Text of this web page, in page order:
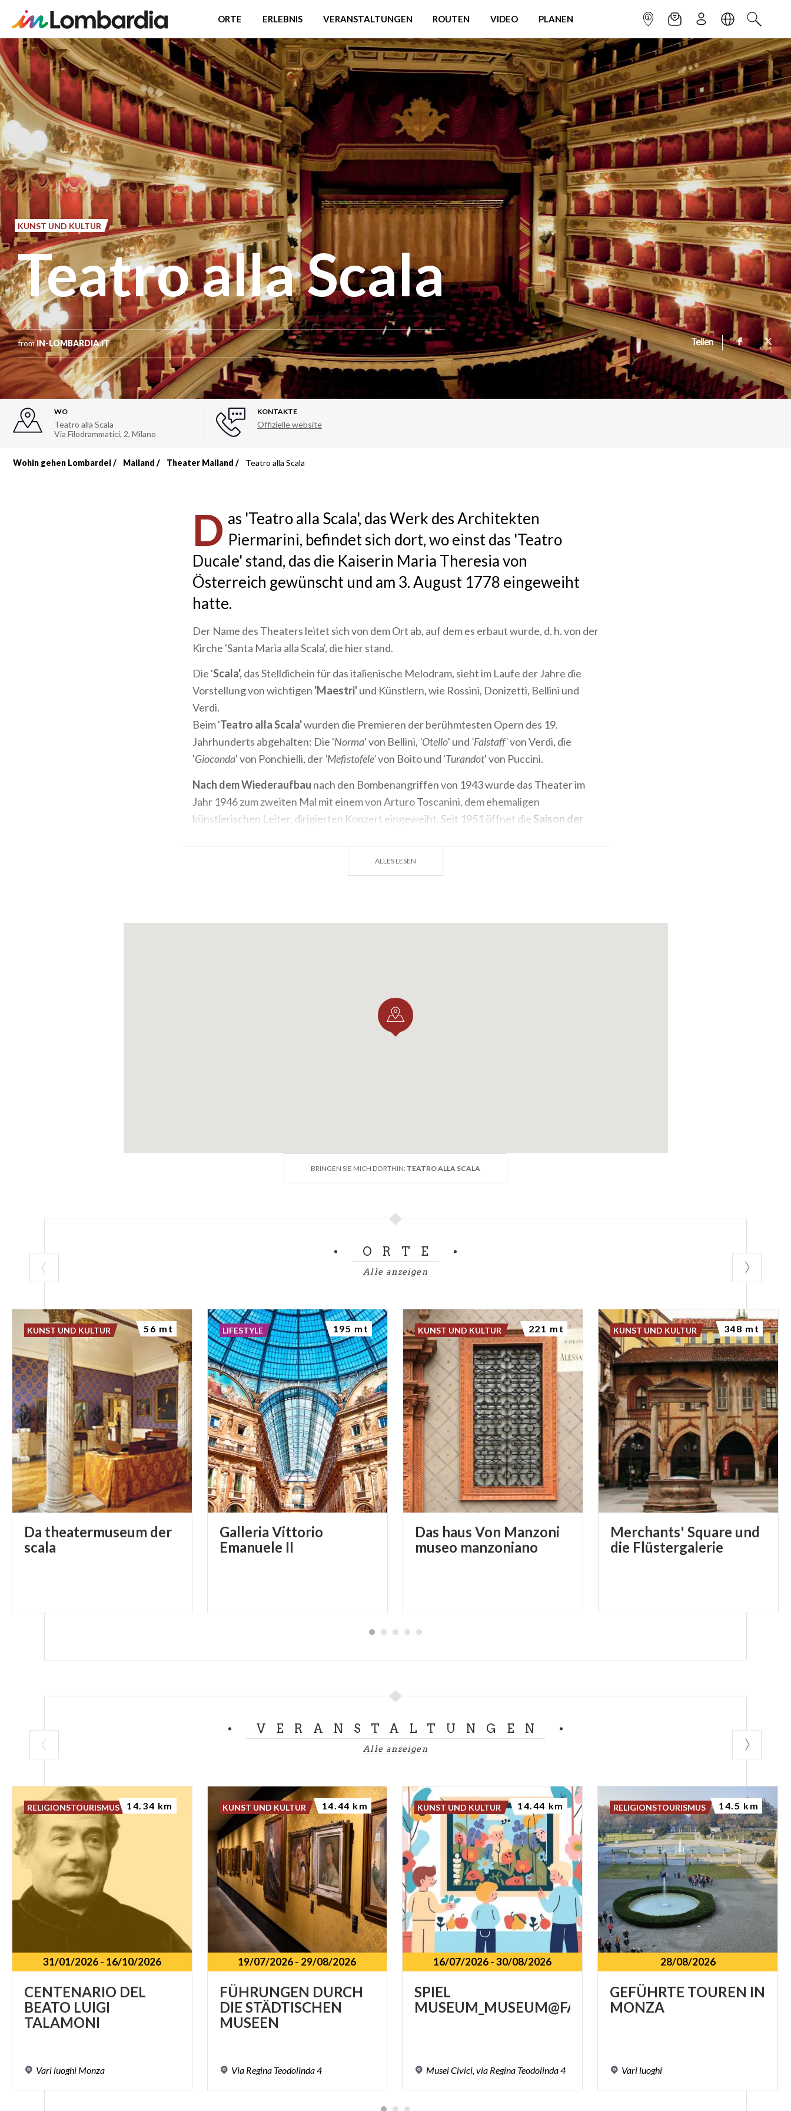
Direkt
zum
Inhalt
ORTE ERLEBNIS VERANSTALTUNGEN ROUTEN VIDEO PLANEN INFOPUNKTNEWSLETTER
ANMELDENSPRACHESUCHEN
KUNST UND KULTUR
Teatro alla Scala
fromIN-LOMBARDIA.IT Teilen
WO
Teatro alla Scala
Via Filodrammatici, 2, Milano
KONTAKTE
Offizielle website
Breadcrumb
Wohin gehen Lombardei Mailand Theater Mailand Teatro alla Scala
D as 'Teatro alla Scala', das Werk des Architekten
Piermarini, befindet sich dort, wo einst das 'Teatro
Ducale' stand, das die Kaiserin Maria Theresia von
Österreich gewünscht und am 3. August 1778 eingeweiht
hatte.
Der Name des Theaters leitet sich von dem Ort ab, auf dem es erbaut wurde, d. h. von der
Kirche 'Santa Maria alla Scala', die hier stand.
Die 'Scala',das Stelldichein für das italienische Melodram, sieht im Laufe der Jahre die
Vorstellung von wichtigen 'Maestri'und Künstlern, wie Rossini, Donizetti, Bellini und
Verdi.
Beim 'Teatro alla Scala'wurden die Premieren der berühmtesten Opern des 19.
Jahrhunderts abgehalten: Die 'Norma' von Bellini, 'Otello' und 'Falstaff'von Verdi, die
'Gioconda' von Ponchielli, der 'Mefistofele'von Boito und 'Turandot' von Puccini.
Nach dem Wiederaufbau nach den Bombenangriffen von 1943 wurde das Theater im
Jahr 1946 zum zweiten Mal mit einem von Arturo Toscanini, dem ehemaligen
künstlerischen Leiter, dirigierten Konzert eingeweiht. Seit 1951 öffnet die Saison der
'Teatro alla Scala'sind aufgetreten:
Sanierungseingriff ihres historischen Gebäudes
seit Ende des Zweiten Weltkriegs hinter sich. Am
Europa riconosciuta'
ALLES LESEN
BRINGEN SIE MICH DORTHIN: TEATRO ALLA SCALA
ORTE
Alle anzeigen
Da theatermuseum der
scala
KUNST UND KULTUR 56 mt
Galleria Vittorio
Emanuele II
LIFESTYLE 195 mt
Das haus Von Manzoni
museo manzoniano
KUNST UND KULTUR 221 mt
Merchants' Square und
die Flüstergalerie
KUNST UND KULTUR 348 mt
VERANSTALTUNGEN
Alle anzeigen
31/01/2026- 16/10/2026
CENTENARIO DEL
BEATO LUIGI
TALAMONI
Variluoghi Monza
RELIGIONSTOURISMUS 14.34 km
19/07/2026- 29/08/2026
FÜHRUNGEN DURCH
DIE STÄDTISCHEN
MUSEEN
Via Regina Teodolinda4
KUNST UND KULTUR 14.44 km
16/07/2026-30/08/2026
SPIEL
MUSEUM_MUSEUM@FAMILIE
MuseiCivici,via Regina Teodolinda4
KUNST UND KULTUR 14.44 km
28/08/2026
GEFÜHRTE TOUREN IN
MONZA
Variluoghi
RELIGIONSTOURISMUS 14.5 km